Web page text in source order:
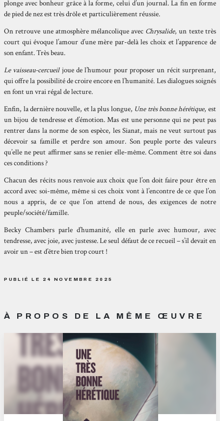
plonge avec bonheur grâce à la forme, celui d’un journal. La fin en forme
de pied de nez est très drôle et particulièrement réussie.
On retrouve une atmosphère mélancolique avec Chrysalide, un texte très
court qui évoque l’amour d’une mère par-delà les choix et l’apparence de
son enfant. Très beau.
Le vaisseau-cercueiljoue de l’humour pour proposer un récit surprenant,
qui offre la possibilité de croire encore en l’humanité. Les dialogues soignés
en font un vrai régal de lecture.
Enfin, la dernière nouvelle, et la plus longue, Une très bonne hérétique, est
un bijou de tendresse et d’émotion. Mas est une personne qui ne peut pas
rentrer dans la norme de son espèce, les Sianat, mais ne veut surtout pas
décevoir sa famille et perdre son amour. Son peuple porte des valeurs
qu’elle ne peut affirmer sans se renier elle-même. Comment être soi dans
ces conditions ?
Chacun des récits nous renvoie aux choix que l’on doit faire pour être en
accord avec soi-même, même si ces choix vont à l’encontre de ce que l’on
nous a appris, de ce que l’on attend de nous, des exigences de notre
peuple/société/famille.
Becky Chambers parle d’humanité, elle en parle avec humour, avec
tendresse, avec joie, avec justesse. Le seul défaut de ce recueil – s’il devait en
avoir un – est d’être bien trop court !
PUBLIÉ LE 24 NOVEMBRE 2025
À PROPOS DE LA MÊME ŒUVRE